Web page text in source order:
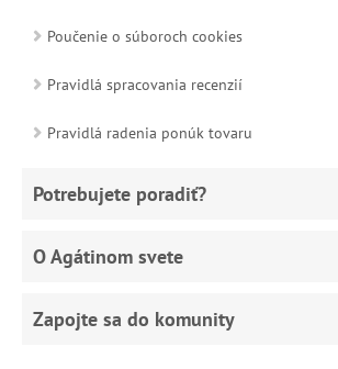
Poučenie o súboroch cookies
Pravidlá spracovania recenzií
Pravidlá radenia ponúk tovaru
Potrebujete poradiť?
O Agátinom svete
Zapojte sa do komunity